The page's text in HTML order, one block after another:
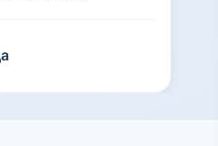
Беседа с наркологом
мысли о
лечения и